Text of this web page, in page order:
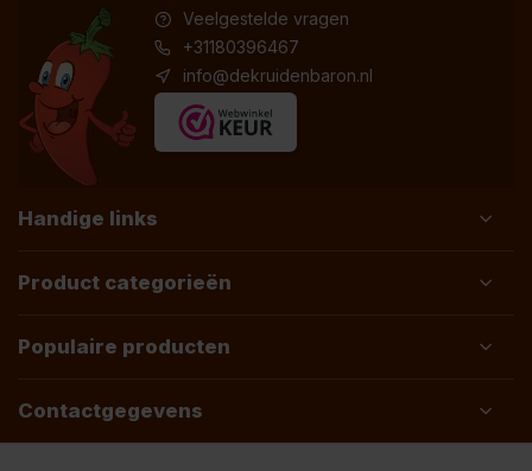
Veelgestelde vragen
+31180396467
info@dekruidenbaron.nl
Handige links
Product categorieën
Populaire producten
Contactgegevens